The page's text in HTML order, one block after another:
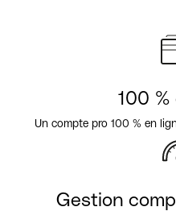
100 %
Un compte pro 100 % en
Gestion